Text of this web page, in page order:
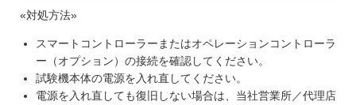
«対処方法»
スマートコントローラーまたはオペレーションコントローラ
ー（オプション）の接続を確認してください。
試験機本体の電源を入れ直してください。
電源を入れ直しても復旧しない場合は、当社営業所／代理店